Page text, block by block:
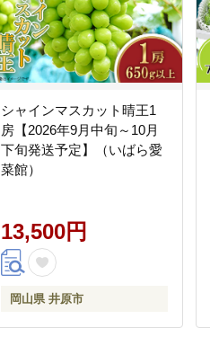
シャインマスカット晴王1
房【2026年9月中旬～10月
下旬発送予定】（いばら愛
菜館）
13,500円
岡山県 井原市